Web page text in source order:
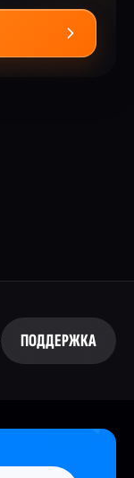
ПОДДЕРЖКА